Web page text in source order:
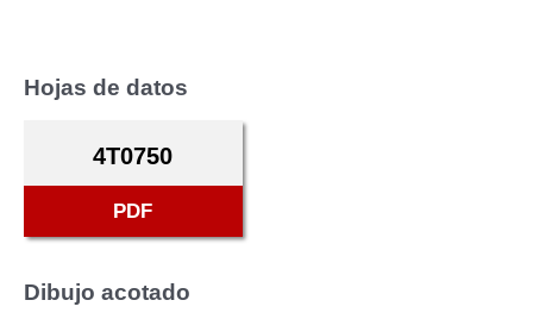
Hojas de datos
4T0750
PDF
Dibujo acotado